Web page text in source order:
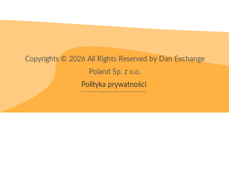
Copyrights © 2026 All Rights Reserved by Dan Exchange
Poland Sp. z o.o.
Polityka prywatności